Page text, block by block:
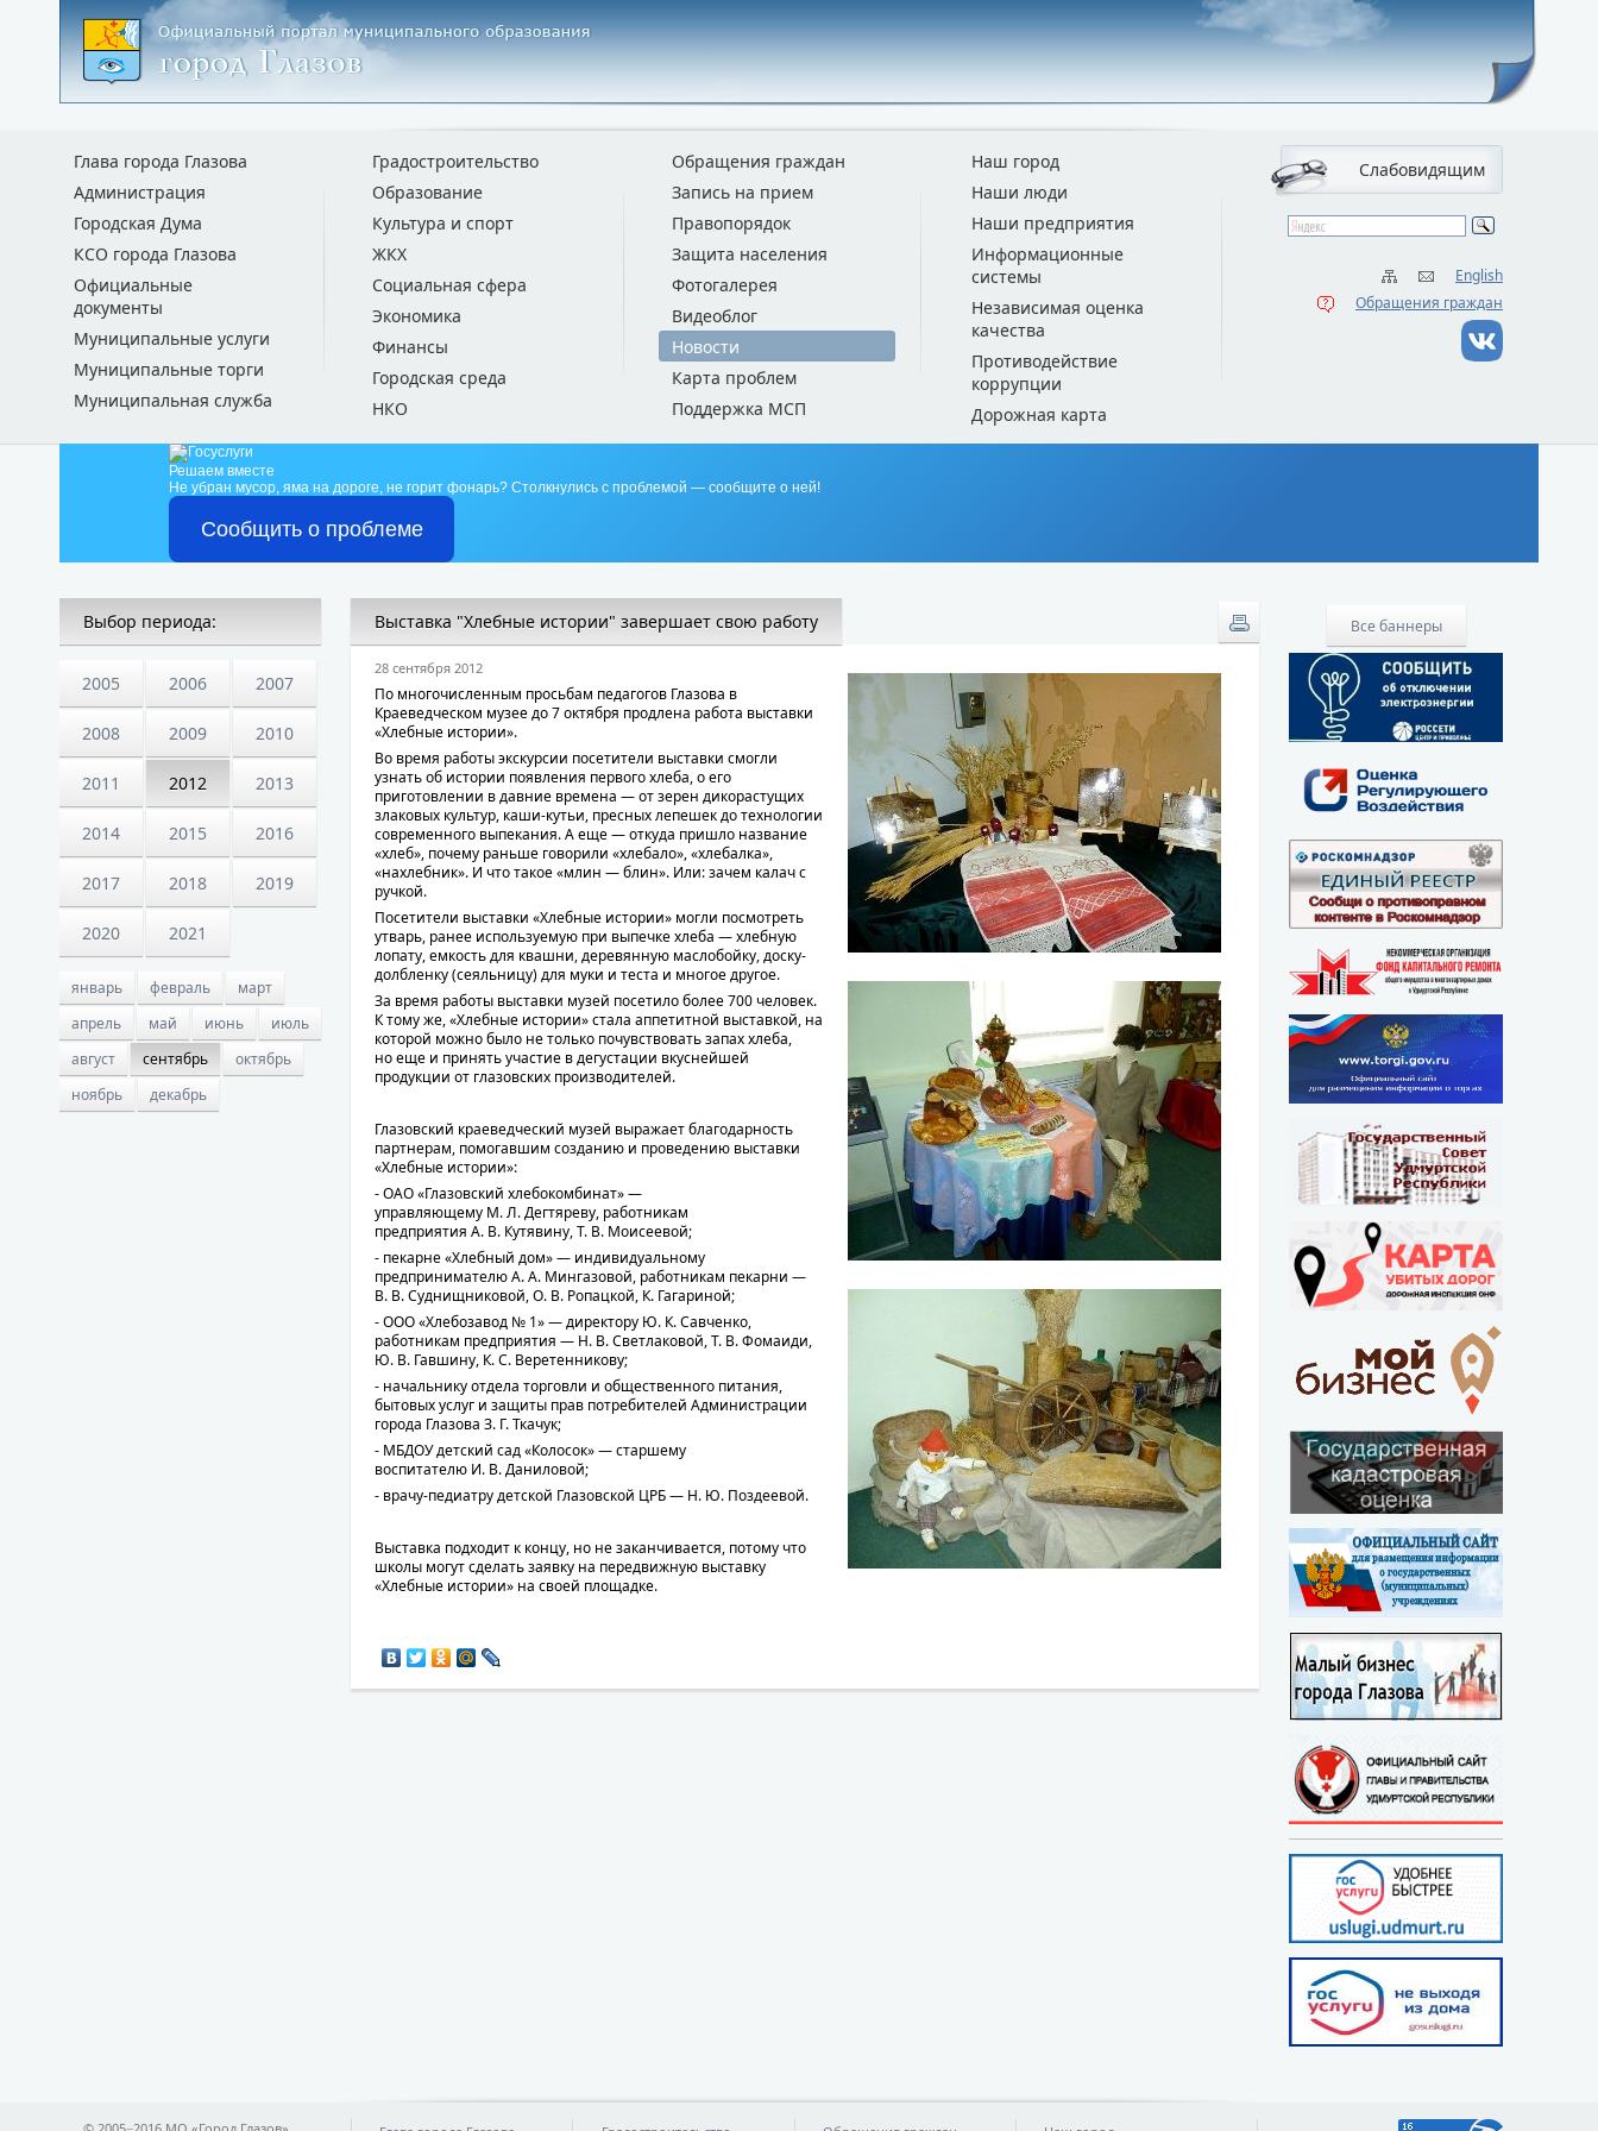
Слабовидящим
English
Обращения граждан
Глава города Глазова
Администрация
Городская Дума
КСО города Глазова
Официальные
документы
Муниципальные услуги
Муниципальные торги
Муниципальная служба
Градостроительство
Образование
Культура и спорт
ЖКХ
Социальная сфера
Экономика
Финансы
Городская среда
НКО
Обращения граждан
Запись на прием
Правопорядок
Защита населения
Фотогалерея
Видеоблог
Новости
Карта проблем
Поддержка МСП
Наш город
Наши люди
Наши предприятия
Информационные
системы
Независимая оценка
качества
Противодействие
коррупции
Дорожная карта
Решаем вместе
Не убран мусор, яма на дороге, не горит фонарь? Столкнулись с проблемой — сообщите о ней!
Сообщить о проблеме
Выбор периода:
2005 2006 2007
2008 2009 2010
2011 2012 2013
2014 2015 2016
2017 2018 2019
2020 2021
январь февраль
март
апрель
май июнь
июль
август
сентябрь
октябрь
ноябрь
декабрь
Все баннеры
Выставка "Хлебные истории" завершает свою работу
28 сентября 2012
По многочисленным просьбам педагогов Глазова в
Краеведческом музее до 7 октября продлена работа выставки
«Хлебные истории».
Во время работы экскурсии посетители выставки смогли
узнать об истории появления первого хлеба, о его
приготовлении в давние времена — от зерен дикорастущих
злаковых культур, каши-кутьи, пресных лепешек до технологии
современного выпекания. А еще — откуда пришло название
«хлеб», почему раньше говорили «хлебало», «хлебалка»,
«нахлебник». И что такое «млин — блин». Или: зачем калач с
ручкой.
Посетители выставки «Хлебные истории» могли посмотреть
утварь, ранее используемую при выпечке хлеба — хлебную
лопату, емкость для квашни, деревянную маслобойку, доску-
долбленку (сеяльницу) для муки и теста и многое другое.
За время работы выставки музей посетило более 700 человек.
К тому же, «Хлебные истории» стала аппетитной выставкой, на
которой можно было не только почувствовать запах хлеба,
но еще и принять участие в дегустации вкуснейшей
продукции от глазовских производителей.
Глазовский краеведческий музей выражает благодарность
партнерам, помогавшим созданию и проведению выставки
«Хлебные истории»:
- ОАО «Глазовский хлебокомбинат» —
управляющему М. Л. Дегтяреву, работникам
предприятия А. В. Кутявину, Т. В. Моисеевой;
- пекарне «Хлебный дом» — индивидуальному
предпринимателю А. А. Мингазовой, работникам пекарни —
В. В. Суднищниковой, О. В. Ропацкой, К. Гагариной;
- ООО «Хлебозавод № 1» — директору Ю. К. Савченко,
работникам предприятия — Н. В. Светлаковой, Т. В. Фомаиди,
Ю. В. Гавшину, К. С. Веретенникову;
- начальнику отдела торговли и общественного питания,
бытовых услуг и защиты прав потребителей Администрации
города Глазова З. Г. Ткачук;
- МБДОУ детский сад «Колосок» — старшему
воспитателю И. В. Даниловой;
- врачу-педиатру детской Глазовской ЦРБ — Н. Ю. Поздеевой.
Выставка подходит к концу, но не заканчивается, потому что
школы могут сделать заявку на передвижную выставку
«Хлебные истории» на своей площадке.